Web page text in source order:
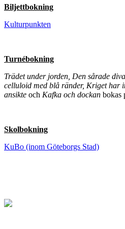
Biljettbokning
Kulturpunkten
Turnébokning
Trädet under jorden, Den sårade
celluloid med blå ränder, Kriget har
ansikte och Kafka och dockan bokas
Skolbokning
KuBo (inom Göteborgs Stad)